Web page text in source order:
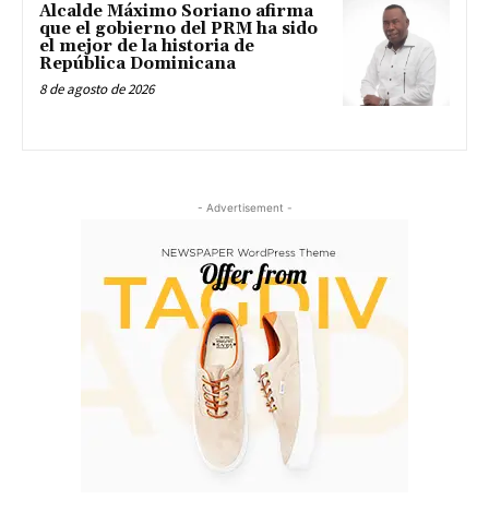
Alcalde Máximo Soriano afirma
que el gobierno del PRM ha sido
el mejor de la historia de
República Dominicana
8 de agosto de 2026
- Advertisement -